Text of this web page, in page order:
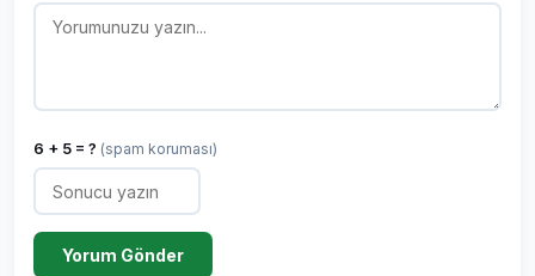
6 + 5 = ? (spam koruması)
Yorum Gönder